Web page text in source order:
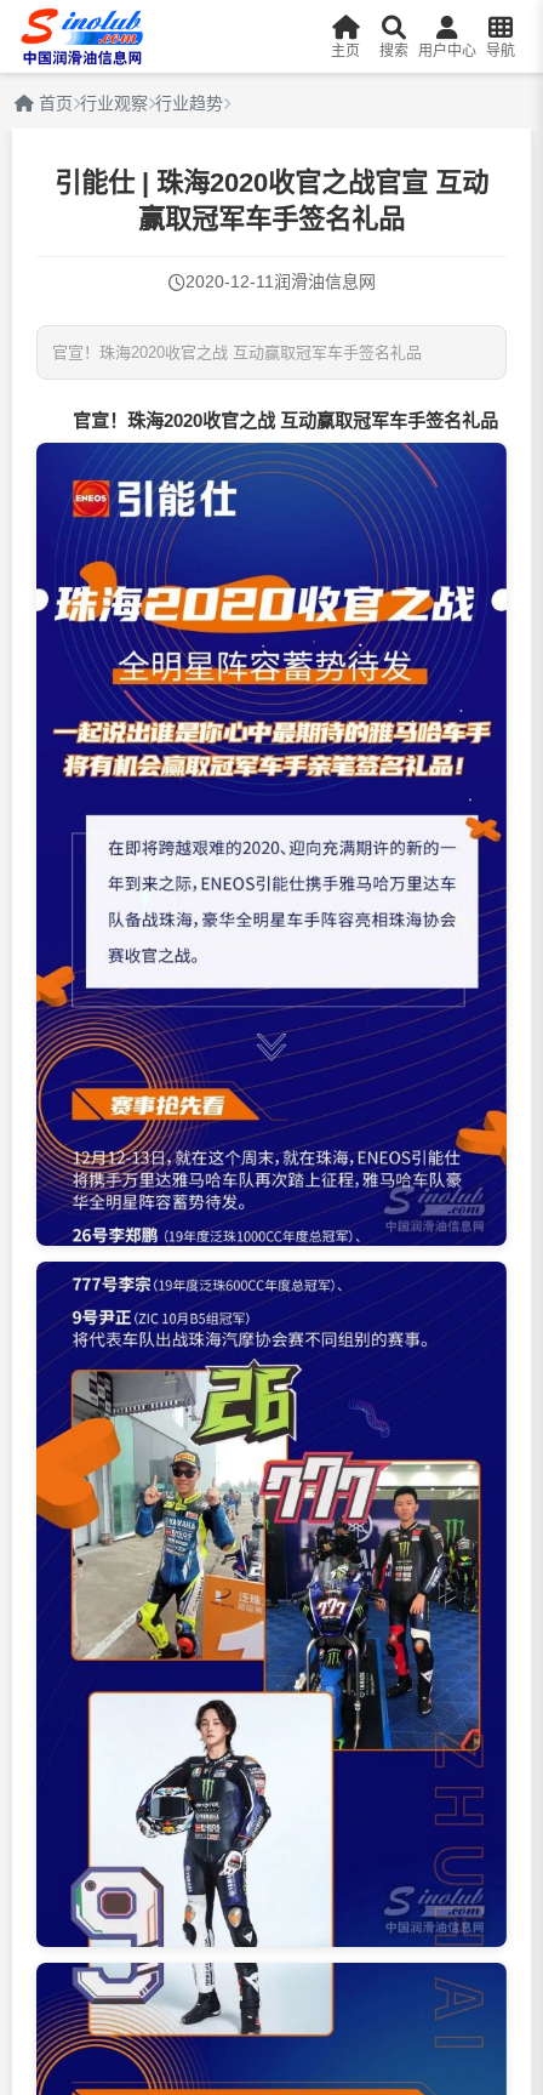
主页 搜索 用户中心 导航
首页 行业观察 行业趋势
引能仕 | 珠海2020收官之战官宣 互动
赢取冠军车手签名礼品
2020-12-11润滑油信息网
官宣！珠海2020收官之战 互动赢取冠军车手签名礼品
官宣！珠海2020收官之战 互动赢取冠军车手签名礼品